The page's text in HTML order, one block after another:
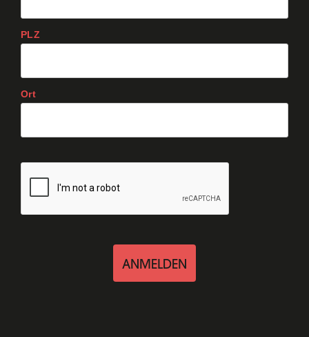
PLZ
Ort
ANMELDEN